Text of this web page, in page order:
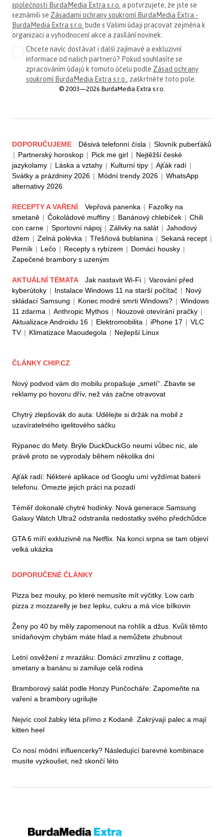
společnosti BurdaMedia Extra s.r.o. a potvrzujete, že jste se
seznámili se Zásadami ochrany soukromí BurdaMedia Extra -
BurdaMedia Extra s.r.o. bude s Vašimi údaji pracovat zejména k
organizaci a vyhodnocení akce a zasílání novinek.
Chcete navíc dostávat i další zajímavé a exkluzivní
informace od našich partnerů? Pokud souhlasíte se
zpracováním údajů k tomuto účelu podle Zásad ochrany
soukromí BurdaMedia Extra s.r.o. , zaškrtněte toto pole.
© 2003—2026 BurdaMedia Extra s.r.o.
DOPORUČUJEME Děsivá telefonní čísla | Slovník puberťáků
| Partnerský horoskop | Pick me girl | Nejtěžší české
jazykolamy | Láska a vztahy | Kulturní tipy | Ajťák radí |
Svátky a prázdniny 2026 | Módní trendy 2026 | WhatsApp
alternativy 2026
RECEPTY A VAŘENÍ Vepřová panenka | Fazolky na
smetaně | Čokoládové muffiny | Banánový chlebíček | Chili
con carne | Sportovní nápoj | Zálivky na salát | Jahodový
džem | Zelná polévka | Třešňová bublanina | Sekaná recept |
Perník | Lečo | Recepty s rybízem | Domácí housky |
Zapečené brambory s uzeným
AKTUÁLNÍ TÉMATA Jak nastavit Wi-Fi | Varování před
kyberútoky | Instalace Windows 11 na starší počítač | Nový
skládací Samsung | Konec modré smrti Windows? | Windows
11 zdarma | Anthropic Mythos | Nouzové otevírání pračky |
Aktualizace Androidu 16 | Elektromobilita | iPhone 17 | VLC
TV | Klimatizace Maoudegola | Nejlepší Linux
ČLÁNKY CHIP.CZ
Nový podvod vám do mobilu propašuje „smetí“. Zbavte se
reklamy po hovoru dřív, než vás začne otravovat
Chytrý zlepšovák do auta: Udělejte si držák na mobil z
uzavíratelného igelitového sáčku
Rýpanec do Mety. Brýle DuckDuckGo neumí vůbec nic, ale
právě proto se vyprodaly během několika dní
Ajťák radí: Některé aplikace od Googlu umí vyždímat baterii
telefonu. Omezte jejich práci na pozadí
Téměř dokonalé chytré hodinky. Nová generace Samsung
Galaxy Watch Ultra2 odstranila nedostatky svého předchůdce
GTA 6 míří exkluzivně na Netflix. Na konci srpna se tam objeví
velká ukázka
DOPORUČENÉ ČLÁNKY
Pizza bez mouky, po které nemusíte mít výčitky. Low carb
pizza z mozzarelly je bez lepku, cukru a má více bílkovin
Ženy po 40 by měly zapomenout na rohlík a džus. Kvůli těmto
snídaňovým chybám máte hlad a nemůžete zhubnout
Letní osvěžení z mrazáku: Domácí zmrzlinu z cottage,
smetany a banánu si zamiluje celá rodina
Bramborový salát podle Honzy Punčocháře: Zapomeňte na
vaření a brambory ugrilujte
Nejvíc cool žabky léta přímo z Kodaně. Zakrývají palec a mají
kitten heel
Co nosí módní influencerky? Následující barevné kombinace
musíte vyzkoušet, než skončí léto